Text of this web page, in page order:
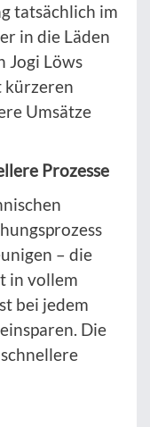
tatsächlich im
in die Läden
Jogi Löws
kürzeren
Umsätze
Prozesse
– die
in vollem
bei jedem
Die